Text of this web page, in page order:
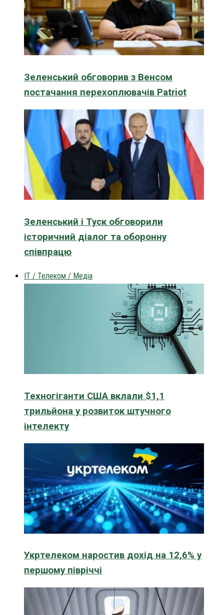
Зеленський обговорив з Венсом
постачання перехоплювачів Patriot
Зеленський і Туск обговорили
історичний діалог та оборонну
співпрацю
IT / Телеком / Медіа
Техногіганти США вклали $1,1
трильйона у розвиток штучного
інтелекту
Укртелеком наростив дохід на 12,6% у
першому півріччі